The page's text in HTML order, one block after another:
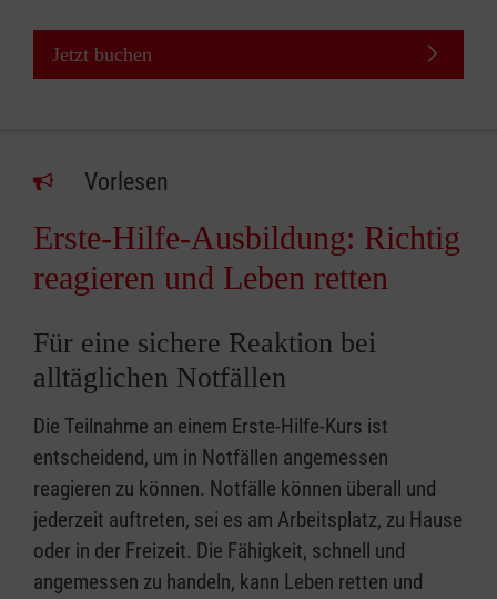
Jetzt buchen
Vorlesen
Erste-Hilfe-Ausbildung: Richtig
reagieren und Leben retten
Für eine sichere Reaktion bei
alltäglichen Notfällen
Die Teilnahme an einem Erste-Hilfe-Kurs ist
entscheidend, um in Notfällen angemessen
reagieren zu können. Notfälle können überall und
jederzeit auftreten, sei es am Arbeitsplatz, zu Hause
oder in der Freizeit. Die Fähigkeit, schnell und
angemessen zu handeln, kann Leben retten und